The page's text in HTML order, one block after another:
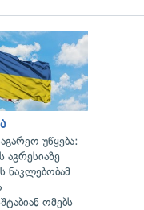
უწყება:
ნაკლებობამ
ომებს